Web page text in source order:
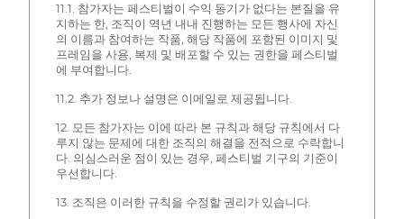
11.1. 참가자는 페스티벌이 수익 동기가 없다는 본질을 유
지하는 한, 조직이 역년 내내 진행하는 모든 행사에 자신
의 이름과 참여하는 작품, 해당 작품에 포함된 이미지 및
프레임을 사용, 복제 및 배포할 수 있는 권한을 페스티벌
에 부여합니다.
11.2. 추가 정보나 설명은 이메일로 제공됩니다.
12. 모든 참가자는 이에 따라 본 규칙과 해당 규칙에서 다
루지 않는 문제에 대한 조직의 해결을 전적으로 수락합니
다. 의심스러운 점이 있는 경우, 페스티벌 기구의 기준이
우선합니다.
13. 조직은 이러한 규칙을 수정할 권리가 있습니다.